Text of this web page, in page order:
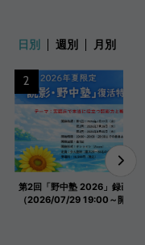
日別 週別 月別
第2回「野中塾 2026」録画映
（2026/07/29 19:00～開催）
2